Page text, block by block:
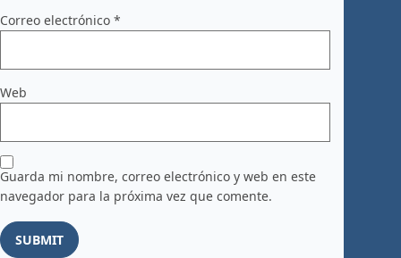
Correo electrónico *
Web
Guarda mi nombre, correo electrónico y web en este
navegador para la próxima vez que comente.